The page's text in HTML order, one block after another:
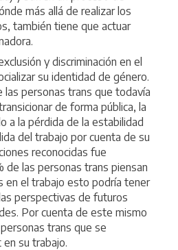
más allá de realizar los
también tiene que actuar
y discriminación en el
su identidad de género.
las personas trans que todavía
de forma pública, la
a la pérdida de la estabilidad
del trabajo por cuenta de su
reconocidas fue
las personas trans piensan
en el trabajo esto podría tener
perspectivas de futuros
Por cuenta de este mismo
trans que se
su trabajo.